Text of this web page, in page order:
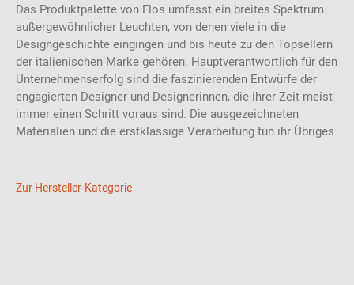
Das Produktpalette von Flos umfasst ein breites Spektrum
außergewöhnlicher Leuchten, von denen viele in die
Designgeschichte eingingen und bis heute zu den Topsellern
der italienischen Marke gehören. Hauptverantwortlich für den
Unternehmenserfolg sind die faszinierenden Entwürfe der
engagierten Designer und Designerinnen, die ihrer Zeit meist
immer einen Schritt voraus sind. Die ausgezeichneten
Materialien und die erstklassige Verarbeitung tun ihr Übriges.
Zur Hersteller-Kategorie